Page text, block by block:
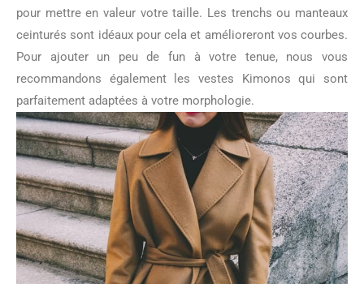
pour mettre en valeur votre taille. Les trenchs ou manteaux
ceinturés sont idéaux pour cela et amélioreront vos courbes.
Pour ajouter un peu de fun à votre tenue, nous vous
recommandons également les vestes Kimonos qui sont
parfaitement adaptées à votre morphologie.